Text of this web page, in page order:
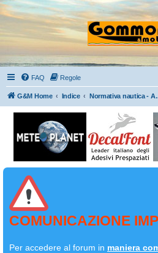
FAQ Regole
G&M Home Indice Normativa nautica -
COMUNICAZIONE
Per accedere al forum in maniera